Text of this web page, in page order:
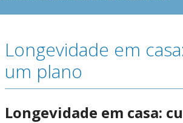
Longevidade em
um plano
Longevidade em casa: